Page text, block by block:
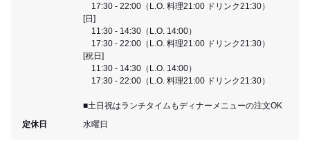
17:30 - 22:00（L.O. 料理21:00 ドリンク21:30）
[日]
11:30 - 14:30（L.O. 14:00）
17:30 - 22:00（L.O. 料理21:00 ドリンク21:30）
[祝日]
11:30 - 14:30（L.O. 14:00）
17:30 - 22:00（L.O. 料理21:00 ドリンク21:30）
■土日祝はランチタイムもディナーメニューの注文OK
定休日
水曜日